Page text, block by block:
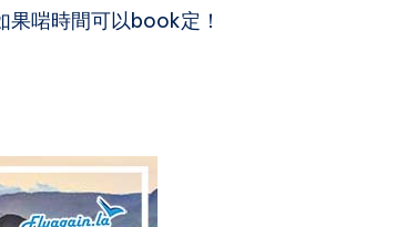
果啱時間可以book定！